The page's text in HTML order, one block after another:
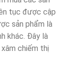
tục được cập
sản phẩm là
khác. Đây là
xâm chiếm thị